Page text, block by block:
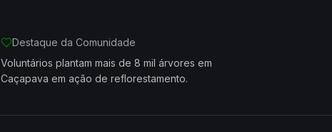
Destaque da Comunidade
Voluntários plantam mais de 8 mil árvores em
Caçapava em ação de reflorestamento.